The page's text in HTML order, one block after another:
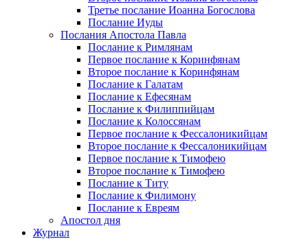
Третье послание Иоанна Богослова
Послание Иуды
Послания Апостола Павла
Послание к Римлянам
Первое послание к Коринфянам
Второе послание к Коринфянам
Послание к Галатам
Послание к Ефесянам
Послание к Филиппийцам
Послание к Колоссянам
Первое послание к Фессалоникийцам
Второе послание к Фессалоникийцам
Первое послание к Тимофею
Второе послание к Тимофею
Послание к Титу
Послание к Филимону
Послание к Евреям
Апостол дня
Журнал